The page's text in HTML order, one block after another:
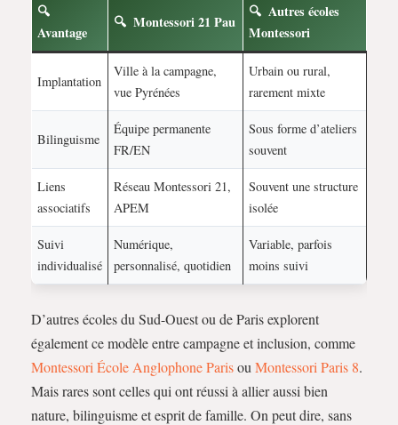
Avantage
Montessori 21 Pau
Autres écoles
Montessori
Implantation
Ville à la campagne,
vue Pyrénées
Urbain ou rural,
rarement mixte
Bilinguisme
Équipe permanente
FR/EN
Sous forme d’ateliers
souvent
Liens
associatifs
Réseau Montessori 21,
APEM
Souvent une structure
isolée
Suivi
individualisé
Numérique,
personnalisé, quotidien
Variable, parfois
moins suivi
D’autres écoles du Sud-Ouest ou de Paris explorent
également ce modèle entre campagne et inclusion, comme
Montessori École Anglophone Parisou Montessori Paris 8.
Mais rares sont celles qui ont réussi à allier aussi bien
nature, bilinguisme et esprit de famille. On peut dire, sans